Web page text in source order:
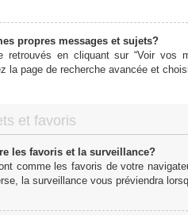
propres messages et sujets?
retrouvés en cliquant sur “Voir vos
la page de recherche avancée et
et favoris
les favoris et la surveillance?
comme les favoris de votre
la surveillance vous préviendra